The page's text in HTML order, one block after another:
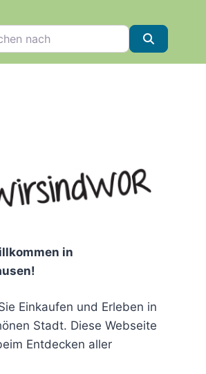
in
Einkaufen und Erleben in
Stadt. Diese Webseite
Entdecken aller